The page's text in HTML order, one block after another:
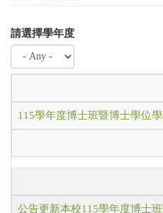
請選擇學年度
115學年度博士班暨博士學位
公告更新本校115學年度博士